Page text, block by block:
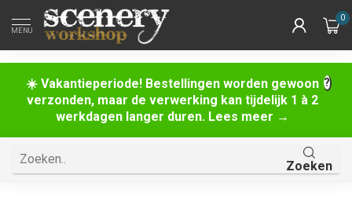
☀️ Vakantieperiode! Bestellingen worden gewoon
verzonden, maar de verwerking kan tijdelijk 1 à 2
werkdagen langer duren. Lees meer →
MENU
0
Zoeken